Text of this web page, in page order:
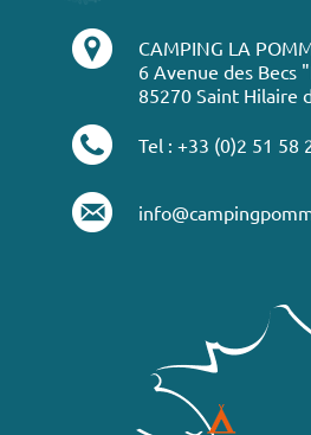
CAMPING LA
6 Avenue des Becs
85270 Saint Hilaire
Tel : +33 (0)2 51 58